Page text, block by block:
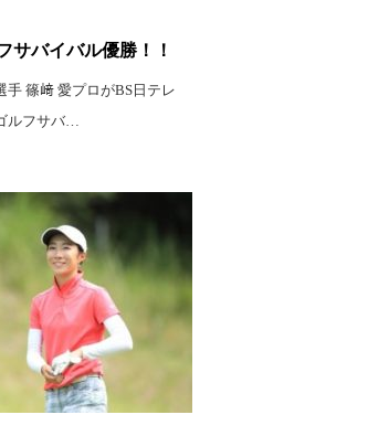
バイバル優勝！！
篠﨑 愛プロがBS日テレ
ルフサバ…